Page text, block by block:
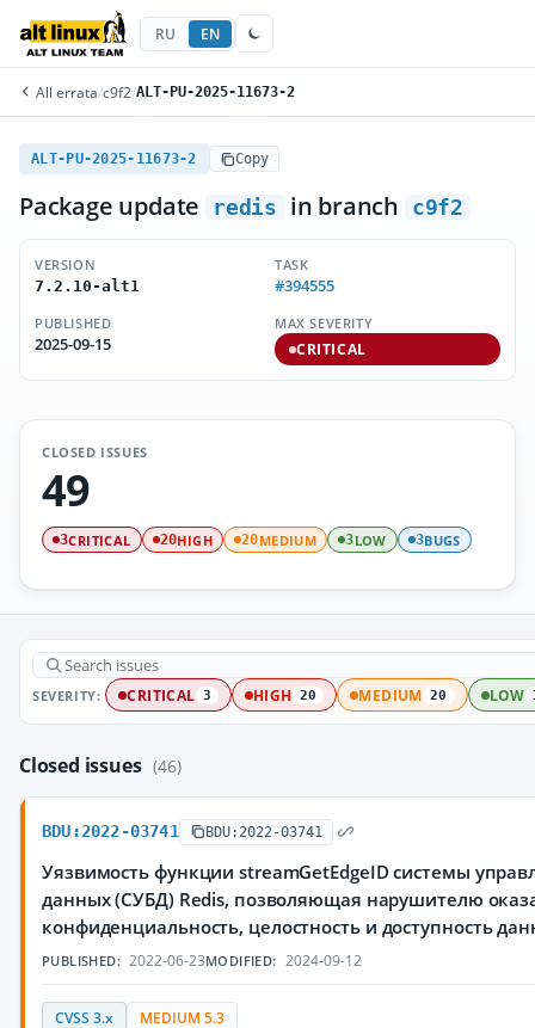
RU EN
All errata/c9f2/ALT-PU-2025-11673-2
ALT-PU-2025-11673-2 Copy
Package update redis in branch c9f2
VERSION
7.2.10-alt1
TASK
#394555
PUBLISHED
2025-09-15
MAX SEVERITY
CRITICAL
CLOSED ISSUES
49
3CRITICAL 20HIGH 20MEDIUM 3LOW 3BUGS
SEVERITY: CRITICAL 3 HIGH 20 MEDIUM 20 LOW
Closed issues (46)
BDU:2022-03741 BDU:2022-03741
Уязвимость функции streamGetEdgeID системы
данных (СУБД) Redis, позволяющая нарушителю
конфиденциальность, целостность и доступность
PUBLISHED: 2022-06-23MODIFIED: 2024-09-12
CVSS 3.x MEDIUM 5.3